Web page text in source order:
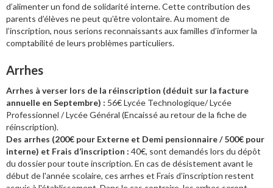
d’alimenter un fond de solidarité interne. Cette contribution des
parents d’élèves ne peut qu’être volontaire. Au moment de
l’inscription, nous serions reconnaissants aux familles d’informer la
comptabilité de leurs problèmes particuliers.
Arrhes
Arrhes à verser lors de la réinscription (déduit sur la facture
annuelle en Septembre) : 56€ Lycée Technologique/ Lycée
Professionnel / Lycée Général (Encaissé au retour de la fiche de
réinscription).
Des arrhes (200€ pour Externe et Demi pensionnaire / 500€ pour
interne) et Frais d’inscription : 40€, sont demandés lors du dépôt
du dossier pour toute inscription. En cas de désistement avant le
début de l'année scolaire, ces arrhes et Frais d’inscription restent